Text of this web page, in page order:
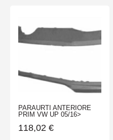
PARAURTI ANTERIORE
PRIM VW UP 05/16>
118,02 €